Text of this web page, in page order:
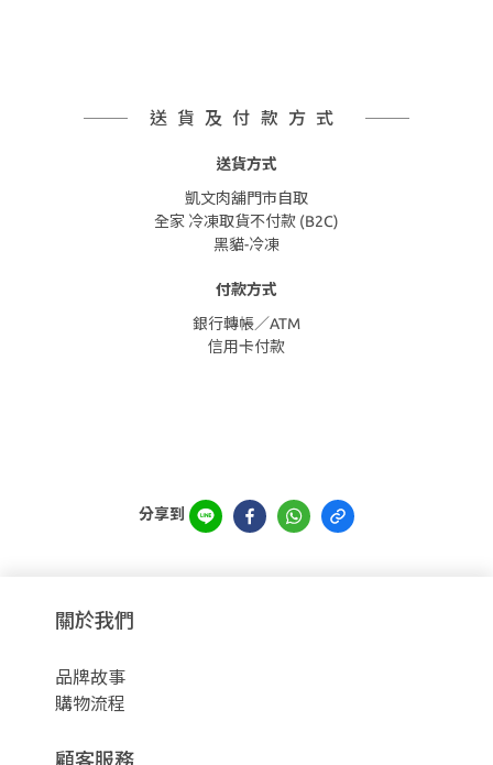
送貨及付款方式
送貨方式
凱文肉舖門市自取
全家 冷凍取貨不付款 (B2C)
黑貓-冷凍
付款方式
銀行轉帳／ATM
信用卡付款
分享到
關於我們
品牌故事
購物流程
顧客服務